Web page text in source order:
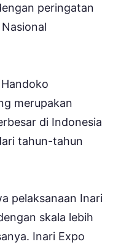
peringatan
merupakan
di Indonesia
tahun-tahun
pelaksanaan Inari
skala lebih
Inari Expo